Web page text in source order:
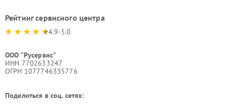
Рейтинг сервисного центра
4.9-5.0
ООО "Русервис"
ИНН 7702633247
ОГРН 1077746335776
Поделиться в соц. сетях: